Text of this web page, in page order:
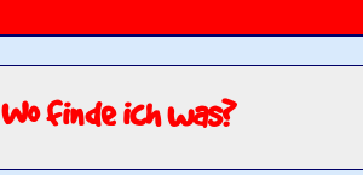
Wo finde ich was?